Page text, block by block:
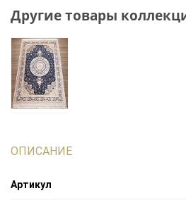
Другие товары
ОПИСАНИЕ
Артикул